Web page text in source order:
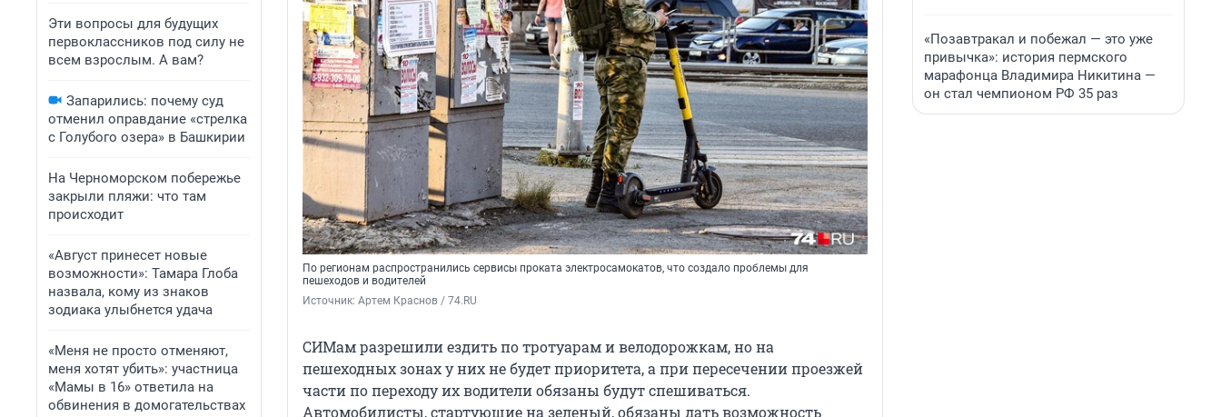
Эти вопросы для будущих
первоклассников под силу не
всем взрослым. А вам?
Запарились: почему суд
отменил оправдание «стрелка
с Голубого озера» в Башкирии
На Черноморском побережье
закрыли пляжи: что там
происходит
«Август принесет новые
возможности»: Тамара Глоба
назвала, кому из знаков
зодиака улыбнется удача
«Меня не просто отменяют,
меня хотят убить»: участница
«Мамы в 16» ответила на
обвинения в домогательствах
По регионам распространились сервисы проката электросамокатов, что создало проблемы для
пешеходов и водителей
Источник: Артем Краснов / 74.RU
СИМам разрешили ездить по тротуарам и велодорожкам, но на
пешеходных зонах у них не будет приоритета, а при пересечении проезжей
части по переходу их водители обязаны будут спешиваться.
Автомобилисты, стартующие на зеленый, обязаны дать возможность
«Позавтракал и побежал — это уже
привычка»: история пермского
марафонца Владимира Никитина —
он стал чемпионом РФ 35 раз